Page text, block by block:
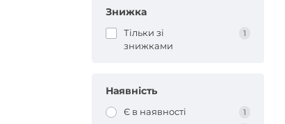
Знижка
Тільки зі
знижками
1
Наявність
Є в наявності 1